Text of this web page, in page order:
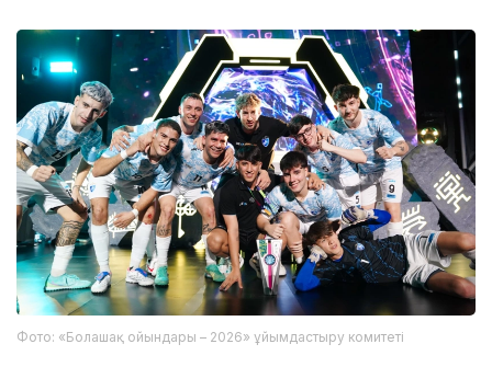
Фото: «Болашақ ойындары – 2026» ұйымдастыру комитеті